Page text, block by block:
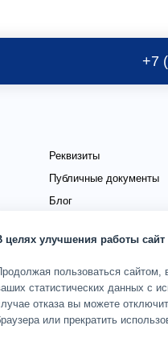
+7
Реквизиты
Публичные документы
Блог
О клинике
Карта сайта
целях улучшения работы сайт
пользоваться сайтом,
статистических данных с
отказа вы можете
или прекратить